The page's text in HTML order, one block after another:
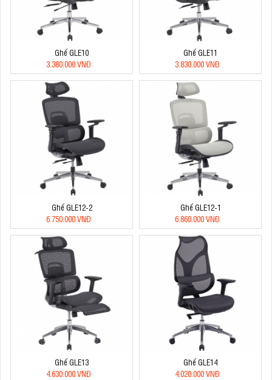
Ghế GLE10
3.380.000 VNĐ
Ghế GLE11
3.830.000 VNĐ
Ghế GLE12-2
6.750.000 VNĐ
Ghế GLE12-1
6.860.000 VNĐ
Ghế GLE13
4.630.000 VNĐ
Ghế GLE14
4.020.000 VNĐ